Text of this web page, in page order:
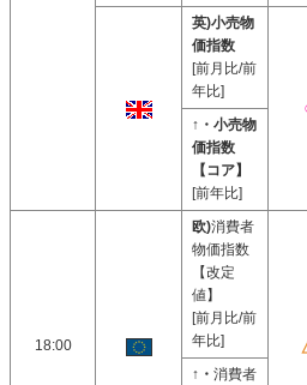
英)小売物
価指数
[前月比/前
年比]
↑・小売物
価指数
【コア】
[前年比]
18:00
欧)消費者
物価指数
【改定
値】
[前月比/前
年比]
↑・ 消費者